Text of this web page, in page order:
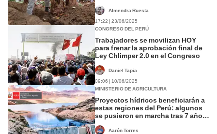
Almendra Ruesta
17:22 | 23/06/2025
CONGRESO DEL PERÚ
Trabajadores se movilizan HOY
para frenar la aprobación final de
Ley Chlimper 2.0 en el Congreso
Daniel Tapia
09:06 | 10/06/2025
MINISTERIO DE AGRICULTURA
Proyectos hídricos beneficiarán a
estas regiones del Perú: algunos
se pusieron en marcha tras 7 años
Aarón Torres